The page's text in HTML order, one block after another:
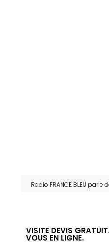
Radio FRANCE BLEU
VISITE DEVIS
VOUS EN LIGNE.